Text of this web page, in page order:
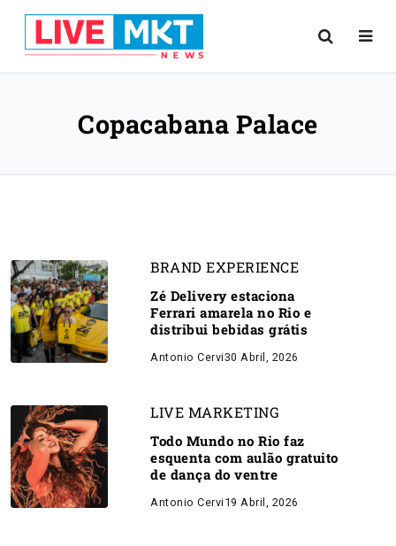
Copacabana Palace
BRAND EXPERIENCE
Zé Delivery estaciona
Ferrari amarela no Rio e
distribui bebidas grátis
Antonio Cervi30 Abril, 2026
LIVE MARKETING
Todo Mundo no Rio faz
esquenta com aulão gratuito
de dança do ventre
Antonio Cervi 19 Abril, 2026